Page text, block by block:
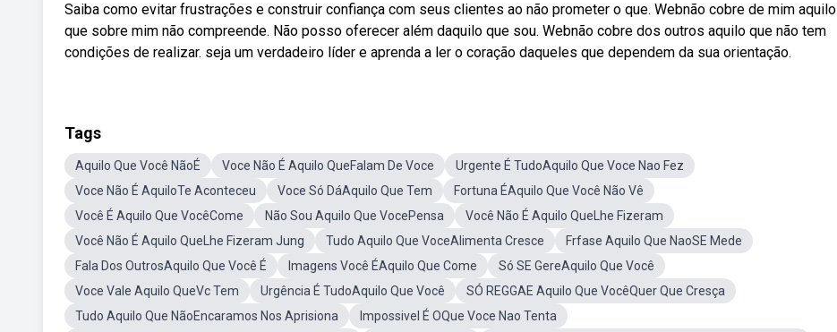
Saiba como evitar frustrações e construir confiança com seus clientes ao não prometer o que. Web⁠não cobre de mim aquilo
que sobre mim não compreende. Não posso oferecer além daquilo que sou. Webnão cobre dos outros aquilo que não tem
condições de realizar. seja um verdadeiro líder e aprenda a ler o coração daqueles que dependem da sua orientação.
Tags
Aquilo Que Você NãoÉ Voce Não É Aquilo QueFalam De Voce
Urgente É TudoAquilo Que Voce Nao Fez
Voce Não É AquiloTe Aconteceu
Voce Só DáAquilo Que Tem
Fortuna ÉAquilo Que Você Não Vê
Você É Aquilo Que VocêCome
Não Sou Aquilo Que VocePensa
Você Não É Aquilo QueLhe Fizeram
Você Não É Aquilo QueLhe Fizeram Jung
Tudo Aquilo Que VoceAlimenta Cresce
Frfase Aquilo Que NaoSE Mede
Fala Dos OutrosAquilo Que Você É
Imagens Você ÉAquilo Que Come
Só SE GereAquilo Que Você
Voce Vale Aquilo QueVc Tem
Urgência É TudoAquilo Que Você
SÓ REGGAE Aquilo Que VocêQuer Que Cresça
Tudo Aquilo Que NãoEncaramos Nos Aprisiona
Impossivel É OQue Voce Nao Tenta